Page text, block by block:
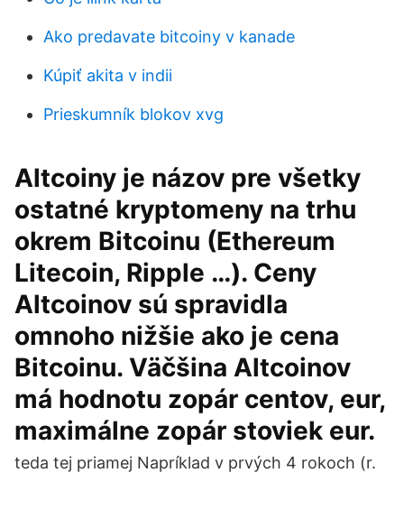
Ako predavate bitcoiny v kanade
Kúpiť akita v indii
Prieskumník blokov xvg
Altcoiny je názov pre všetky
ostatné kryptomeny na trhu
okrem Bitcoinu (Ethereum
Litecoin, Ripple …). Ceny
Altcoinov sú spravidla
omnoho nižšie ako je cena
Bitcoinu. Väčšina Altcoinov
má hodnotu zopár centov, eur,
maximálne zopár stoviek eur.
teda tej priamej Napríklad v prvých 4 rokoch (r.